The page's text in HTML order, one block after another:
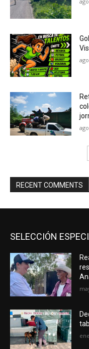
RECENT COMMENTS
SELECCIÓN